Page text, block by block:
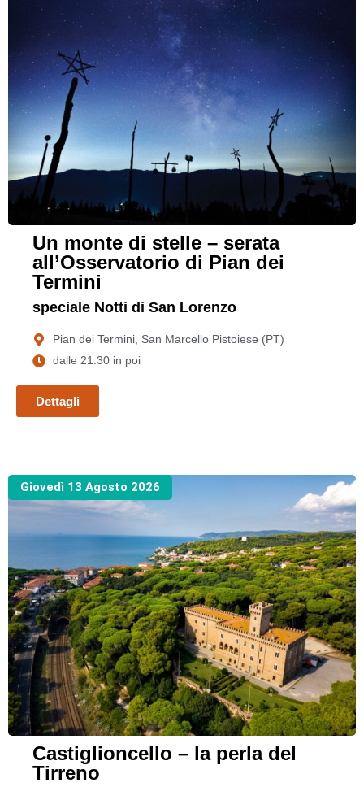
Un monte di stelle – serata
all’Osservatorio di Pian dei
Termini
speciale Notti di San Lorenzo
Pian dei Termini, San Marcello Pistoiese (PT)
dalle 21.30 in poi
Dettagli
Giovedì 13 Agosto 2026
Castiglioncello – la perla del
Tirreno